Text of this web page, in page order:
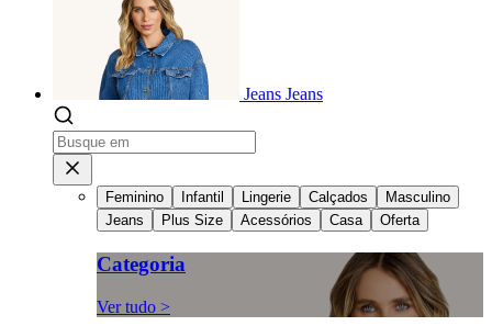
Jeans Jeans
Feminino Infantil Lingerie Calçados
Masculino
Jeans
Plus Size Acessórios Casa Oferta
Categoria
Ver tudo >